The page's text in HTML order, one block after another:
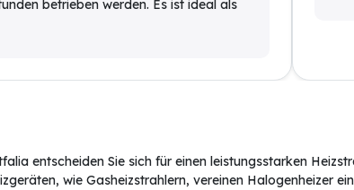
betrieben werden. Es ist ideal als
entscheiden Sie sich für einen leistungsstarken
wie Gasheizstrahlern, vereinen Halogenheizer